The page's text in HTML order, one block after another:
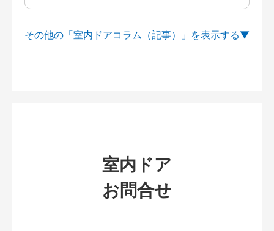
その他の「室内ドアコラム（記事）」を
室内ドア
お問合せ